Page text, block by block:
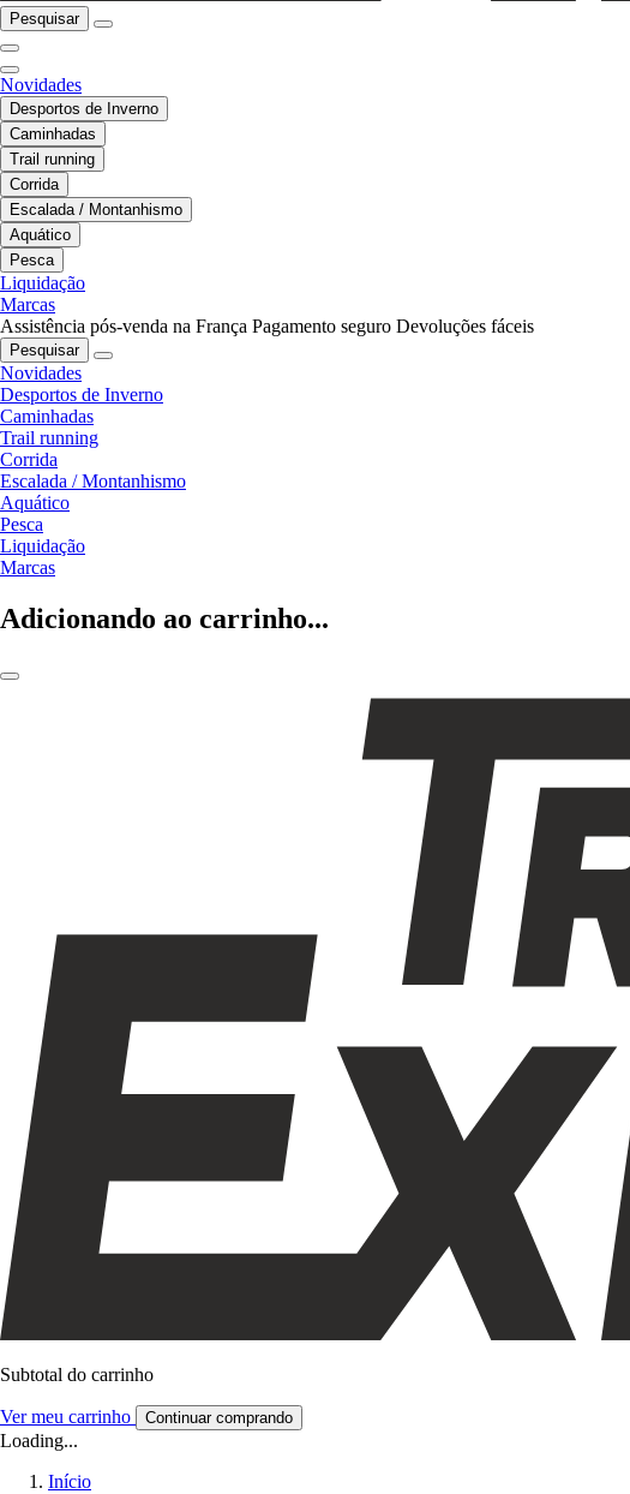
Pesquisar
Novidades
Desportos de Inverno
Caminhadas
Trail running
Corrida
Escalada / Montanhismo
Aquático
Pesca
Liquidação
Marcas
Assistência pós-venda na França Pagamento seguro Devoluções fáceis
Pesquisar
Novidades
Desportos de Inverno
Caminhadas
Trail running
Corrida
Escalada / Montanhismo
Aquático
Pesca
Liquidação
Marcas
Adicionando ao carrinho...
Subtotal do carrinho
Ver meu carrinho Continuar comprando
Loading...
Início